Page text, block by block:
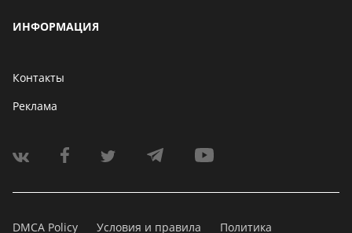
ИНФОРМАЦИЯ
Контакты
Реклама
DMCA Policy Условия и правила Политика